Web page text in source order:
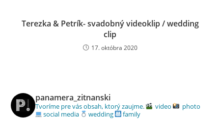
Terezka & Petrík- svadobný videoklip / wedding
clip
17. októbra 2020
panamera_zitnanski
Tvoríme pre vás obsah, ktorý zaujme. video
photo
social media
wedding family